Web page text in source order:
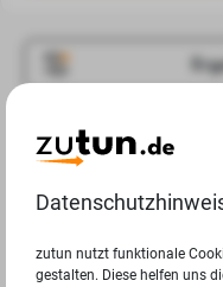
Jobangebote
zutun nutzt funktionale
gestalten. Diese helfen uns